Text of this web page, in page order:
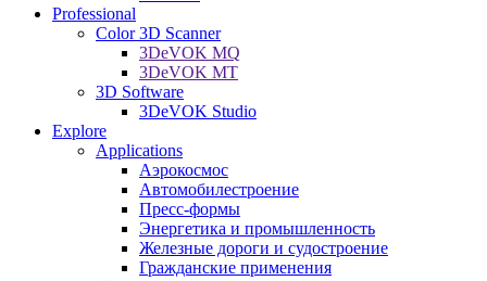
Professional
Color 3D Scanner
3DeVOK MQ
3DeVOK MT
3D Software
3DeVOK Studio
Explore
Applications
Аэрокосмос
Автомобилестроение
Пресс-формы
Энергетика и промышленность
Железные дороги и судостроение
Гражданские применения